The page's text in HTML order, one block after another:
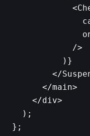
            />
          )}
</
      </main>
    </div>
  );
};